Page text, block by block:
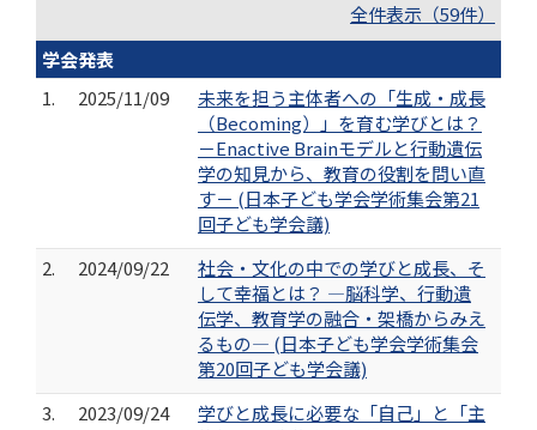
全件表示（59件）
学会発表
1.
2025/11/09
未来を担う主体者への「生成・成長
（Becoming）」を育む学びとは？
－Enactive Brainモデルと行動遺伝
学の知見から、教育の役割を問い直
す－ (日本子ども学会学術集会第21
回子ども学会議)
2.
2024/09/22
社会・文化の中での学びと成長、そ
して幸福とは？ ―脳科学、行動遺
伝学、教育学の融合・架橋からみえ
るもの― (日本子ども学会学術集会
第20回子ども学会議)
3.
2023/09/24
学びと成長に必要な「自己」と「主